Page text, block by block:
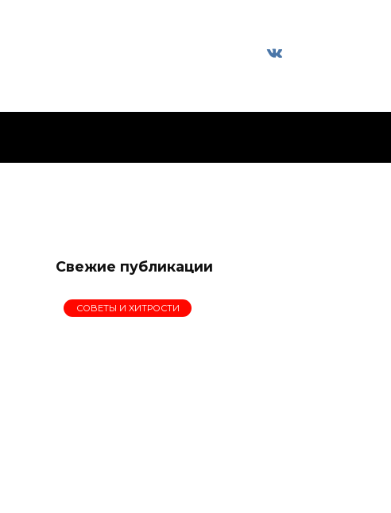
Свежие публикации
СОВЕТЫ И ХИТРОСТИ